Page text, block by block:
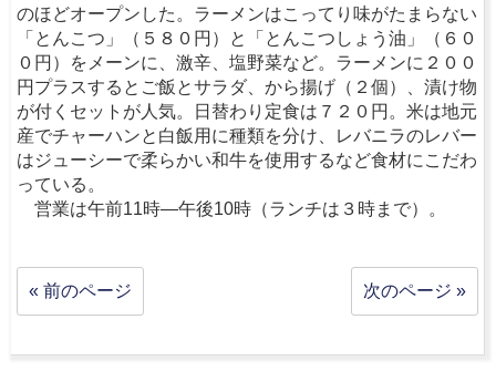
のほどオープンした。ラーメンはこってり味がたまらない
「とんこつ」（５８０円）と「とんこつしょう油」（６０
０円）をメーンに、激辛、塩野菜など。ラーメンに２００
円プラスするとご飯とサラダ、から揚げ（２個）、漬け物
が付くセットが人気。日替わり定食は７２０円。米は地元
産でチャーハンと白飯用に種類を分け、レバニラのレバー
はジューシーで柔らかい和牛を使用するなど食材にこだわ
っている。
営業は午前11時―午後10時（ランチは３時まで）。
« 前のページ 次のページ »